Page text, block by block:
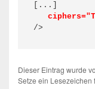
/>
Dieser Eintrag wurde
Setze ein Lesezeichen